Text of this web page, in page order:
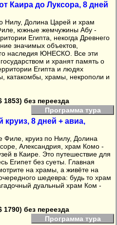
Каира до Луксора, 8 дней
Нилу, Долина Царей и храм
южные жемчужины Абу -
Египта, некогда Древнего
значимых объектов,
наследия ЮНЕСКО. Все эти
и хранят память о
Египта и людях
катакомбы, храмы, некрополи и
1853) без переезда
Программа тура
8 дней + авиа,
Филе, круиз по Нилу, Долина
Александрия, храм Комо -
в Каире. Это путешествие для
Египет без суеты. Главная
на храмы, а живёте на
шедевра: будь то храм
дуальный храм Ком -
1790) без переезда
Программа тура